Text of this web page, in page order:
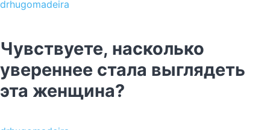
drhugomadeira
Чувствуете, насколько
увереннее стала выглядеть
эта женщина?